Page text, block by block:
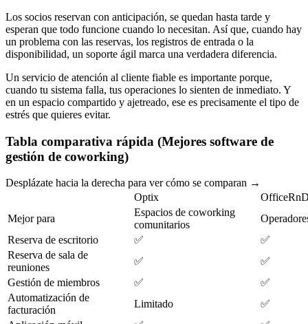
Los socios reservan con anticipación, se quedan hasta tarde y
esperan que todo funcione cuando lo necesitan. Así que, cuando hay
un problema con las reservas, los registros de entrada o la
disponibilidad, un soporte ágil marca una verdadera diferencia.
Un servicio de atención al cliente fiable es importante porque,
cuando tu sistema falla, tus operaciones lo sienten de inmediato. Y
en un espacio compartido y ajetreado, ese es precisamente el tipo de
estrés que quieres evitar.
Tabla comparativa rápida (Mejores software de
gestión de coworking)
Desplázate hacia la derecha para ver cómo se comparan →
Optix
Mejor para
Espacios de coworking
comunitarios
Reserva de escritorio
✅
✅
Reserva de sala de
reuniones
✅
✅
Gestión de miembros
✅
✅
Automatización de
facturación
Limitado
✅